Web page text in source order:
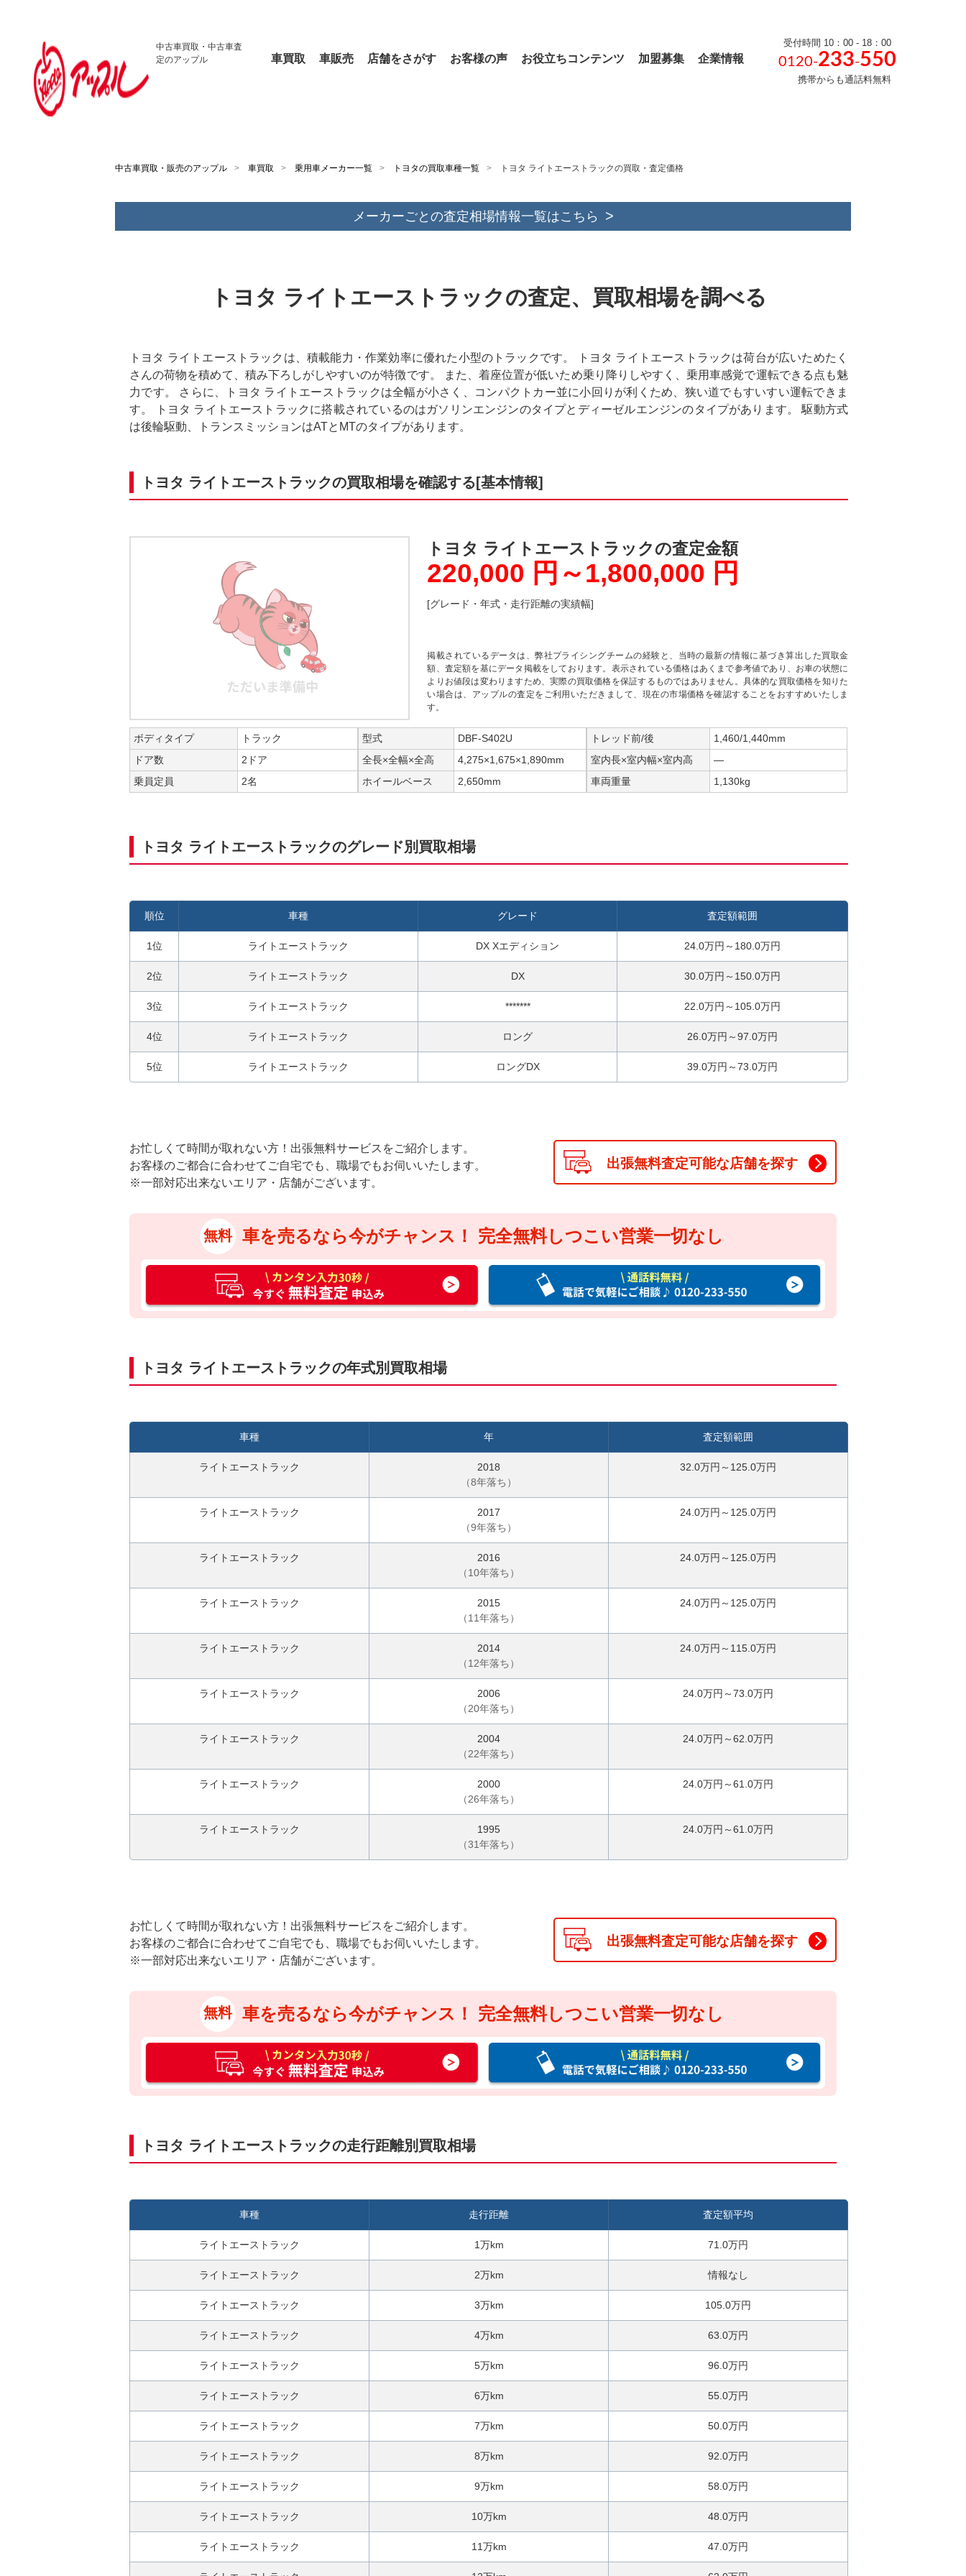
中古車買取・ 中古車査
定のアップル
車買取 車販売 店舗をさがす お客様の声 お役立ちコンテンツ 加盟募集 企業情報
受付時間 10：00 - 18：00
0120-233-550
携帯からも通話料無料
中古車買取・販売のアップル 車買取 乗用車メーカー一覧 トヨタの買取車種一覧 トヨタ ライトエーストラックの買取・査定価格
メーカーごとの査定相場情報一覧はこちら
トヨタ ライトエーストラックの査定、買取相場を調べる
トヨタ ライトエーストラックは、積載能力・作業効率に優れた小型のトラックです。 トヨタ ライトエーストラックは荷台が広いためたく
さんの荷物を積めて、積み下ろしがしやすいのが特徴です。 また、着座位置が低いため乗り降りしやすく、乗用車感覚で運転できる点も魅
力です。 さらに、トヨタ ライトエーストラックは全幅が小さく、コンパクトカー並に小回りが利くため、狭い道でもすいすい運転できま
す。 トヨタ ライトエーストラックに搭載されているのはガソリンエンジンのタイプとディーゼルエンジンのタイプがあります。 駆動方式
は後輪駆動、トランスミッションはATとMTのタイプがあります。
トヨタ ライトエーストラックの買取相場を確認する[基本情報]
トヨタ ライトエーストラックの査定金額
220,000 円～1,800,000 円
[グレード・年式・走行距離の実績幅]
掲載されているデータは、弊社プライシングチームの経験と、当時の最新の情報に基づき算出した買取金
額、査定額を基にデータ掲載をしております。表示されている価格はあくまで参考値であり、お車の状態に
よりお値段は変わりますため、実際の買取価格を保証するものではありません。具体的な買取価格を知りた
い場合は、アップルの査定をご利用いただきまして、現在の市場価格を確認することをおすすめいたしま
す。
ボディタイプ
トラック
ドア数
2ドア
乗員定員
2名
型式
DBF-S402U
全長×全幅×全高
4,275×1,675×1,890mm
ホイールベース
2,650mm
トレッド前/後
1,460/1,440mm
室内長×室内幅×室内高
―
車両重量
1,130kg
トヨタ ライトエーストラックのグレード別買取相場
順位 車種 グレード 査定額範囲
1位 ライトエーストラック DX Xエディション 24.0万円～180.0万円
2位 ライトエーストラック DX 30.0万円～150.0万円
3位 ライトエーストラック ******* 22.0万円～105.0万円
4位 ライトエーストラック ロング 26.0万円～97.0万円
5位 ライトエーストラック ロングDX 39.0万円～73.0万円
お忙しくて時間が取れない方！出張無料サービスをご紹介します。
お客様のご都合に合わせてご自宅でも、職場でもお伺いいたします。
※一部対応出来ないエリア・店舗がございます。
出張無料査定可能な店舗を探す
無料 車を売るなら今がチャンス！ 完全無料しつこい営業一切なし
カ
タ
力
3
料
料
軽
に
ご
相
談
トヨタ ライトエーストラックの年式別買取相場
車種 年 査定額範囲
ライトエーストラック
2018
（8年落ち）
32.0万円～125.0万円
ライトエーストラック
2017
（9年落ち）
24.0万円～125.0万円
ライトエーストラック
2016
（10年落ち）
24.0万円～125.0万円
ライトエーストラック
2015
（11年落ち）
24.0万円～125.0万円
ライトエーストラック
2014
（12年落ち）
24.0万円～115.0万円
ライトエーストラック
2006
（20年落ち）
24.0万円～73.0万円
ライトエーストラック
2004
（22年落ち）
24.0万円～62.0万円
ライトエーストラック
2000
（26年落ち）
24.0万円～61.0万円
ライトエーストラック
1995
（31年落ち）
24.0万円～61.0万円
お忙しくて時間が取れない方！出張無料サービスをご紹介します。
お客様のご都合に合わせてご自宅でも、職場でもお伺いいたします。
※一部対応出来ないエリア・店舗がございます。
出張無料査定可能な店舗を探す
無料 車を売るなら今がチャンス！ 完全無料しつこい営業一切なし
カ
タ
力
3
無
査
料
軽
に
ご
相
談
トヨタ ライトエーストラックの走行距離別買取相場
車種 走行距離 査定額平均
ライトエーストラック 1万km 71.0万円
ライトエーストラック 2万km 情報なし
ライトエーストラック 3万km 105.0万円
ライトエーストラック 4万km 63.0万円
ライトエーストラック 5万km 96.0万円
ライトエーストラック 6万km 55.0万円
ライトエーストラック 7万km 50.0万円
ライトエーストラック 8万km 92.0万円
ライトエーストラック 9万km 58.0万円
ライトエーストラック 10万km 48.0万円
ライトエーストラック 11万km 47.0万円